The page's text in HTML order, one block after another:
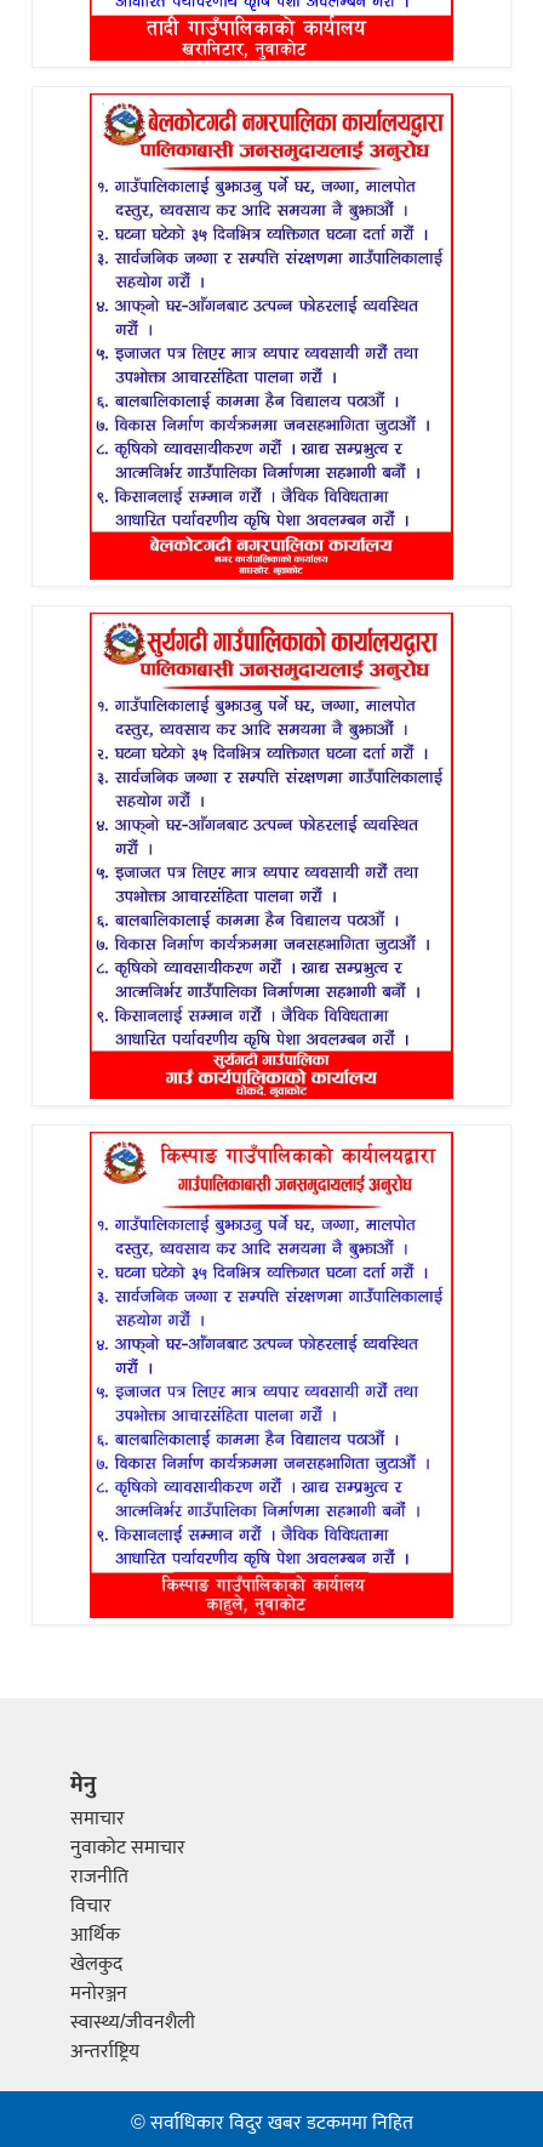
मेनु
समाचार
नुवाकोट समाचार
राजनीति
विचार
आर्थिक
खेलकुद
मनोरञ्जन
स्वास्थ्य/जीवनशैली
अन्तर्राष्ट्रिय
© सर्वाधिकार विदुर खबर डटकममा निहित